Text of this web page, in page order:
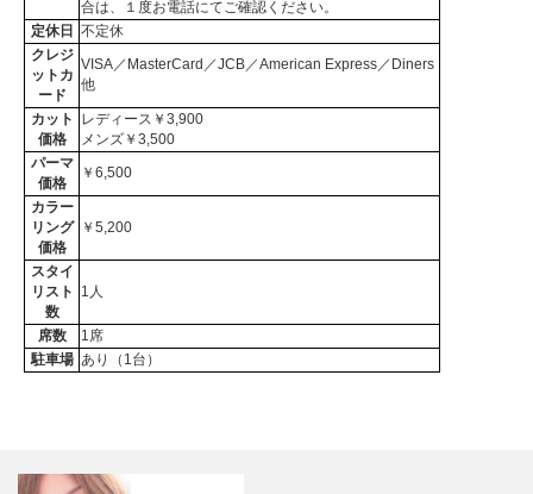
合は、１度お電話にてご確認ください。
定休日
不定休
クレジ
ットカ
ード
VISA／MasterCard／JCB／American Express／Diners
他
カット
価格
レディース￥3,900
メンズ￥3,500
パーマ
価格
￥6,500
カラー
リング
価格
￥5,200
スタイ
リスト
数
1人
席数
1席
駐車場 あり（1台）